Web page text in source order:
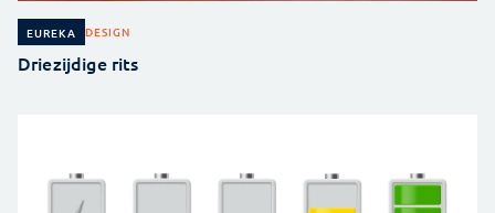
EUREKA DESIGN
Driezijdige rits